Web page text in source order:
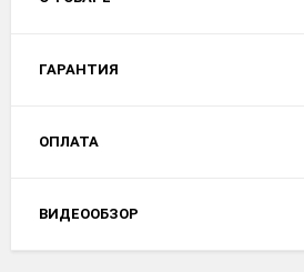
ГАРАНТИЯ
ОПЛАТА
ВИДЕООБЗОР